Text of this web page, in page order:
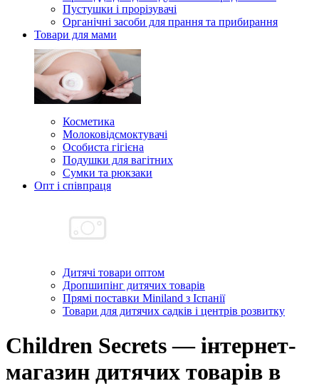
Пустушки і прорізувачі
Органічні засоби для прання та прибирання
Товари для мами
Косметика
Молоковідсмоктувачі
Особиста гігієна
Подушки для вагітних
Сумки та рюкзаки
Опт і співпраця
Дитячі товари оптом
Дропшипінг дитячих товарів
Прямі поставки Miniland з Іспанії
Товари для дитячих садків і центрів розвитку
Children Secrets — інтернет-
магазин дитячих товарів в